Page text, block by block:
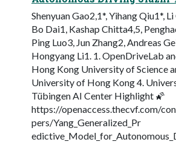
Shenyuan Gao2,1*, Yihang Qiu1*,
Bo Dai1, Kashap Chitta4,5,
Ping Luo3, Jun Zhang2, Andreas
Hongyang Li1. 1. OpenDriveLab
Hong Kong University of Science
University of Hong Kong 4.
Tübingen AI Center Highlight 🌠
https://openaccess.thecvf.com/
pers/Yang_Generalized_Pr